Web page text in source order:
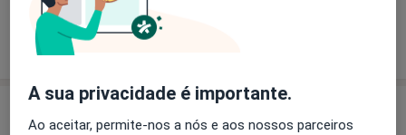
Mostrar mais detalhes
Serviços e preços
A sua privacidade é importante.
Ao aceitar, permite-nos a nós e aos nossos parceiros